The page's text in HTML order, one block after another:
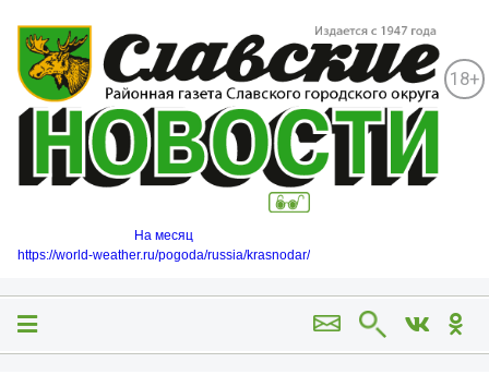
18+
На месяц
https://world-weather.ru/pogoda/russia/krasnodar/